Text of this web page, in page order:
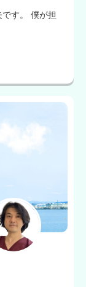
す。 僕が担